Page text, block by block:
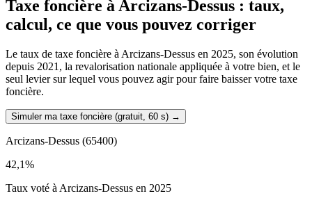
Taxe foncière àArcizans-Dessus : taux,
calcul, ce que vous pouvez corriger
Le taux de taxe foncière à Arcizans-Dessus en 2025, son évolution
depuis 2021, la revalorisation nationale appliquée à votre bien, et le
seul levier sur lequel vous pouvez agir pour faire baisser votre taxe
foncière.
Simuler ma taxe foncière (gratuit, 60 s) →
Arcizans-Dessus (65400)
42,1%
Taux voté à Arcizans-Dessus en 2025